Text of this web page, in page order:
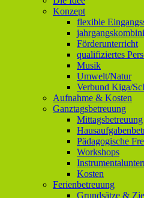
Konzept
flexible
Förderunterricht
qualifiziertes
Musik
Umwelt/Natur
Verbund Kiga/
Aufnahme & Kosten
Ganztagsbetreuung
Mittagsbetreuung
Pädagogische
Workshops
Kosten
Ferienbetreuung
Grundsätze &